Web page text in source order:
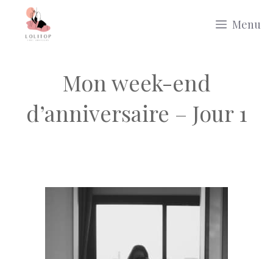
Menu
Mon week-end
d’anniversaire – Jour 1